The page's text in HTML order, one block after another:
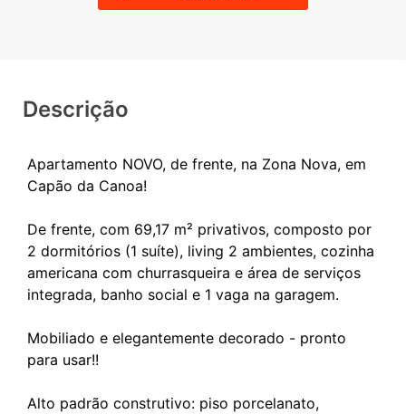
Descrição
Apartamento NOVO, de frente, na Zona Nova, em
Capão da Canoa!
De frente, com 69,17 m² privativos, composto por
2 dormitórios (1 suíte), living 2 ambientes, cozinha
americana com churrasqueira e área de serviços
integrada, banho social e 1 vaga na garagem.
Mobiliado e elegantemente decorado - pronto
para usar!!
Alto padrão construtivo: piso porcelanato,